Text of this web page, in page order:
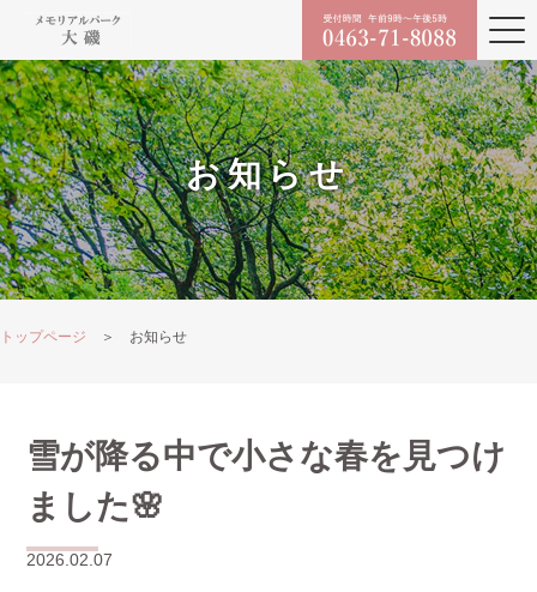
お知らせ
トップページ ＞ お知らせ
雪が降る中で小さな春を見つけ
ました🌸
2026.02.07